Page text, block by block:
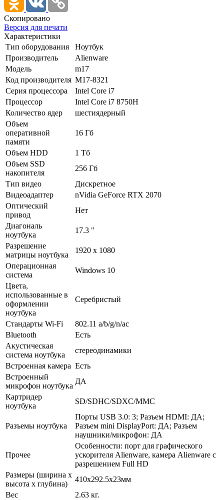
Скопировано
Версия для печати
Характеристики
Тип оборудования
Ноутбук
Производитель
Alienware
Модель
m17
Код производителя M17-8321
Серия процессора
Intel Core i7
Процессор
Intel Core i7 8750H
Количество ядер
шестиядерный
Объем
оперативной
памяти
16 Гб
Объем HDD
1 Тб
Объем SSD
накопителя
256 Гб
Тип видео
Дискретное
Видеоадаптер
nVidia GeForce RTX 2070
Оптический
привод
Нет
Диагональ
ноутбука
17.3 "
Разрешение
матрицы ноутбука
1920 x 1080
Операционная
система
Windows 10
Цвета,
использованные в
оформлении
ноутбука
Серебристый
Стандарты Wi-Fi
802.11 a/­b/­g/­n/­ac
Bluetooth
Есть
Акустическая
система ноутбука
стереодинамики
Встроенная камера Есть
Встроенный
микрофон ноутбука
ДА
Картридер
ноутбука
SD/­SDHC/­SDXC/­MMC
Разъемы ноутбука
Порты USB 3.0: 3; Разъем HDMI: ДА;
Разъем mini DisplayPort: ДА; Разъем
наушники/­микрофон: ДА
Прочее
Особенности: порт для графического
ускорителя Alienware, камера Alienware с
разрешением Full HD
Размеры (ширина х
высота х глубина)
410x292.5x23мм
Вес
2.63 кг.